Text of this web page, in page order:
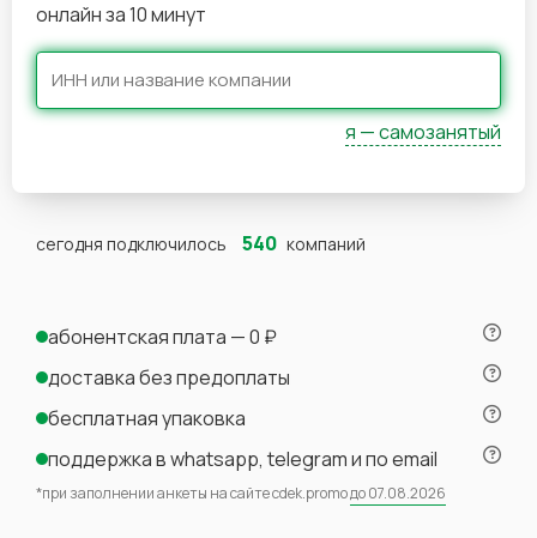
онлайн за 10 минут
я — самозанятый
сегодня подключилось 540 компаний
абонентская плата — 0 ₽
доставка без предоплаты
бесплатная упаковка
поддержка в whatsapp, telegram и по email
*при заполнении анкеты на сайте cdek.promoдо07.08.2026